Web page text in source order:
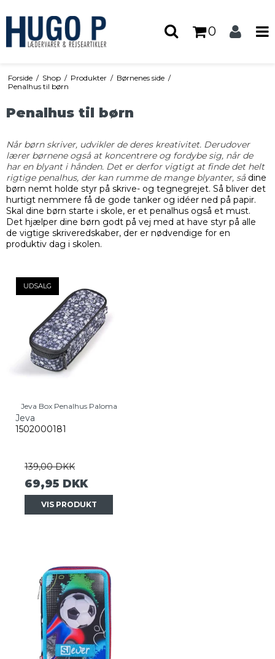
0
Forside / Shop / Produkter / Børnenes side /
Penalhus til børn
Penalhus til børn
Når børn skriver, udvikler de deres kreativitet. Derudover
lærer børnene også at koncentrere og fordybe sig, når de
har en blyant i hånden. Det er derfor vigtigt at finde det helt
rigtige penalhus, der kan rumme de mange blyanter, sådine
børn nemt holde styr på skrive- og tegnegrejet. Så bliver det
hurtigt nemmere få de gode tanker og idéer ned på papir.
Skal dine børn starte i skole, er et penalhus også et must.
Det hjælper dine børn godt på vej med at have styr på alle
de vigtige skriveredskaber, der er nødvendige for en
produktiv dag i skolen.
UDSALG
Jeva Box Penalhus Paloma
Jeva
1502000181
139,00 DKK
69,95 DKK
VIS PRODUKT